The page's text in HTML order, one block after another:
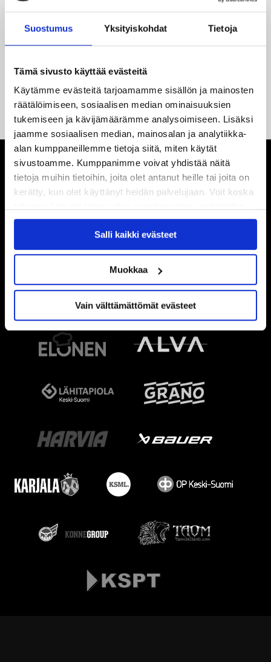
Suostumus Yksityiskohdat Tietoja
Tämä sivusto käyttää evästeitä
Käytämme evästeitä tarjoamamme sisällön ja mainosten
räätälöimiseen, sosiaalisen median ominaisuuksien
tukemiseen ja kävijämäärämme analysoimiseen. Lisäksi
jaamme sosiaalisen median, mainosalan ja analytiikka-
alan kumppaneillemme tietoja siitä, miten käytät
sivustoamme. Kumppanimme voivat yhdistää näitä
tietoja muihin tietoihin, joita olet antanut heille tai joita on
kerätty, kun olet käyttänyt heidän palvelujaan. Voit koska
käytöstäEvästeet-sivultamme.
Salli kaikki evästeet
Muokkaa
Vain välttämättömät evästeet
18.05.2026
Jaatinen ja Liljamo jatkosopimuksiin – JYPin ja KeuPa HT:n
yhteistyö jatkuu
14.05.2026
Tuore Sveitsin mestari Juuso Arola JYP-puolustukseen
kahden vuoden sopimuksella